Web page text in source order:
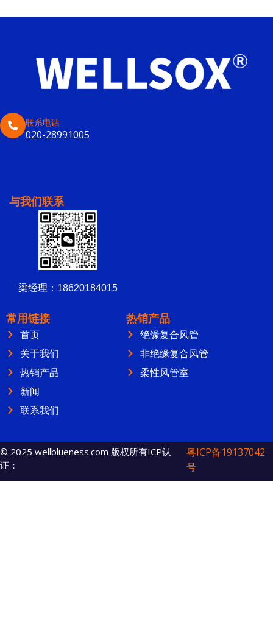
联系电话
020-28991005
与我们联系
梁经理：18620184015
常用链接
首页
关于我们
热销产品
新闻
联系我们
热销产品
绝缘复合风管
非绝缘复合风管
柔性风管室
© 2025 wellblueness.com 版权所有ICP认
证：
粤ICP备19137042
号